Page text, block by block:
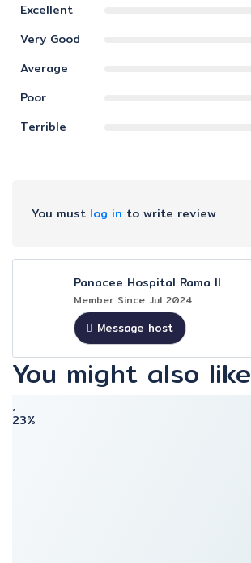
Excellent
Very Good
Average
Poor
Terrible
You must log in to write review
Panacee Hospital Rama II
Member Since Jul 2024
Message host
You might also like
23%